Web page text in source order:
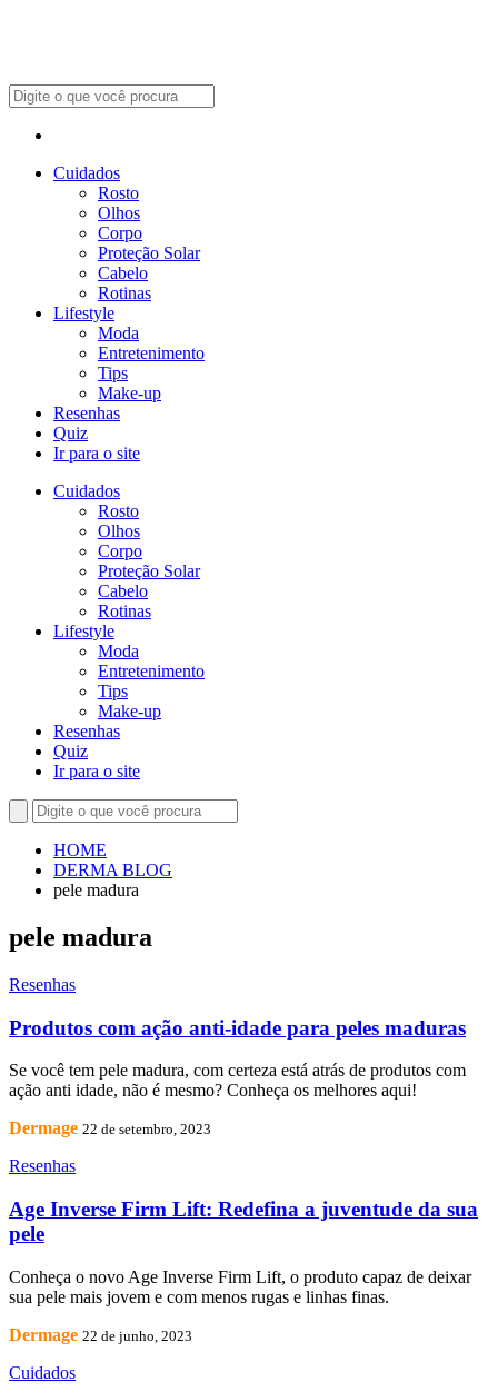
Cuidados
Rosto
Olhos
Corpo
Proteção Solar
Cabelo
Rotinas
Lifestyle
Moda
Entretenimento
Tips
Make-up
Resenhas
Quiz
Ir para o site
Cuidados
Rosto
Olhos
Corpo
Proteção Solar
Cabelo
Rotinas
Lifestyle
Moda
Entretenimento
Tips
Make-up
Resenhas
Quiz
Ir para o site
HOME
DERMA BLOG
pele madura
pele madura
Resenhas
Produtos com ação anti-idade para peles maduras
Se você tem pele madura, com certeza está atrás de produtos com
ação anti idade, não é mesmo? Conheça os melhores aqui!
Dermage 22 de setembro, 2023
Resenhas
Age Inverse Firm Lift: Redefina a juventude da sua
pele
Conheça o novo Age Inverse Firm Lift, o produto capaz de deixar
sua pele mais jovem e com menos rugas e linhas finas.
Dermage 22 de junho, 2023
Cuidados